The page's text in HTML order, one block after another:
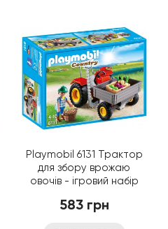
Playmobil 6131 Трактор
для збору врожаю
овочів - ігровий набір
583 грн